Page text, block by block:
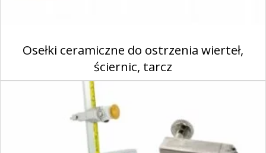
Osełki ceramiczne do ostrzenia wierteł,
ściernic, tarcz